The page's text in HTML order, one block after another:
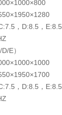
，D:8.5，E:8.5
E）
，D:8.5，E:8.5